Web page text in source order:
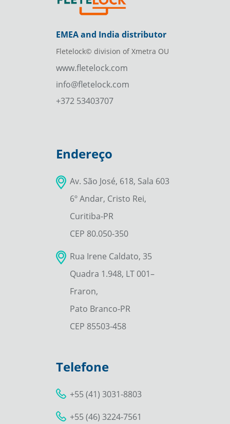
EMEA and India distributor
Fletelock© division of Xmetra OU
www.fletelock.com
info@fletelock.com
+372 53403707
Endereço
Av. São José, 618, Sala 603
6º Andar, Cristo Rei,
Curitiba-PR
CEP 80.050-350
Rua Irene Caldato, 35
Quadra 1.948, LT 001–
Fraron,
Pato Branco-PR
CEP 85503-458
Telefone
+55 (41) 3031-8803
+55 (46) 3224-7561